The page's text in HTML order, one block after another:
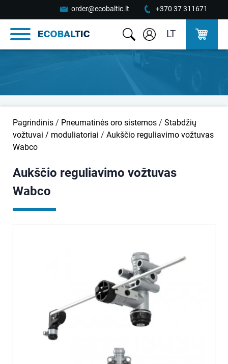
order@ecobaltic.lt +370 37 311671
LT
Pagrindinis / Pneumatinės oro sistemos / Stabdžių
vožtuvai / moduliatoriai / Aukščio reguliavimo vožtuvas
Wabco
Aukščio reguliavimo vožtuvas
Wabco